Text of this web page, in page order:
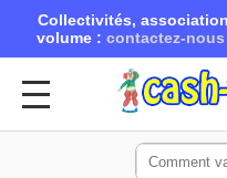
Collectivités,
volume : contactez-